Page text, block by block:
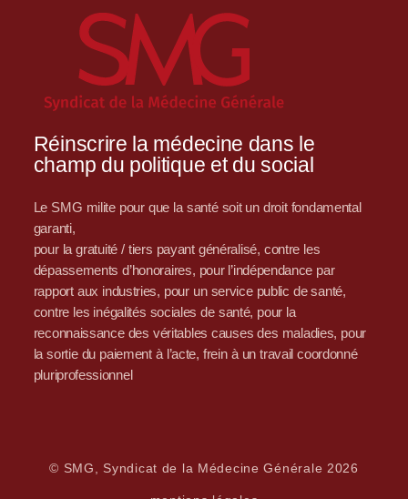
Réinscrire la médecine dans le
champ du politique et du social
Le SMG milite pour que la santé soit un droit fondamental
garanti,
pour la gratuité / tiers payant généralisé, contre les
dépassements d’honoraires, pour l’indépendance par
rapport aux industries, pour un service public de santé,
contre les inégalités sociales de santé, pour la
reconnaissance des véritables causes des maladies, pour
la sortie du paiement à l’acte, frein à un travail coordonné
pluriprofessionnel
© SMG, Syndicat de la Médecine Générale 2026